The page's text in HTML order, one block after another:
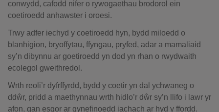
conwydd, cafodd nifer o rywogaethau brodorol ein
coetiroedd anhawster i oroesi.
Trwy adfer iechyd y coetiroedd hyn, bydd miloedd o
blanhigion, bryoffytau, ffyngau, pryfed, adar a mamaliaid
sy’n dibynnu ar goetiroedd yn dod yn rhan o rwydwaith
ecolegol gweithredol.
Wrth reoli’r dyfrffyrdd, bydd y coetir yn dal ychwaneg o
ddŵr, pridd a maethynnau wrth hidlo’r dŵr sy’n llifo i lawr yr
afon, gan esgor ar gynefinoedd iachach ar hyd y ffordd.